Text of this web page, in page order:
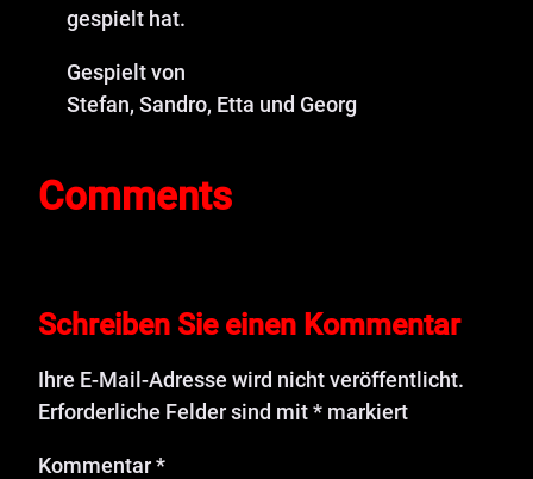
gespielt hat.
Gespielt von
Stefan, Sandro, Etta und Georg
Comments
Schreiben Sie einen Kommentar
Ihre E-Mail-Adresse wird nicht veröffentlicht.
Erforderliche Felder sind mit* markiert
Kommentar*